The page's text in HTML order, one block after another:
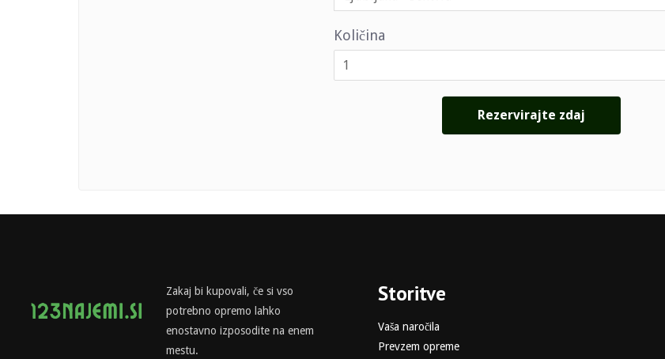
Količina
Zakaj bi kupovali, če si vso
potrebno opremo lahko
enostavno izposodite na enem
mestu.
Storitve
Vaša naročila
Prevzem opreme